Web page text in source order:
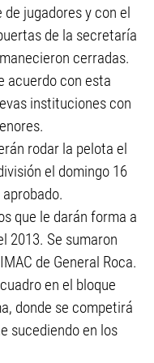
jugadores y con el
de la secretaría
cerradas.
acuerdo con esta
instituciones con
rodar la pelota el
el domingo 16
que le darán forma a
2013. Se sumaron
de General Roca.
en el bloque
donde se competirá
sucediendo en los